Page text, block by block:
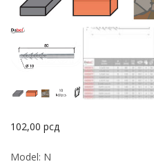
102,00 рсд
Model: N